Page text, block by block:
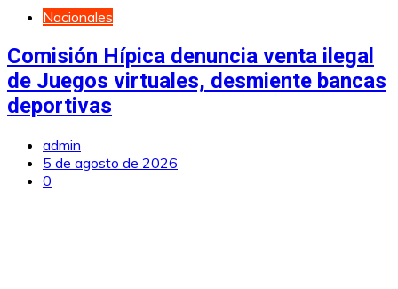
Nacionales
Comisión Hípica denuncia venta ilegal
de Juegos virtuales, desmiente bancas
deportivas
admin
5 de agosto de 2026
0